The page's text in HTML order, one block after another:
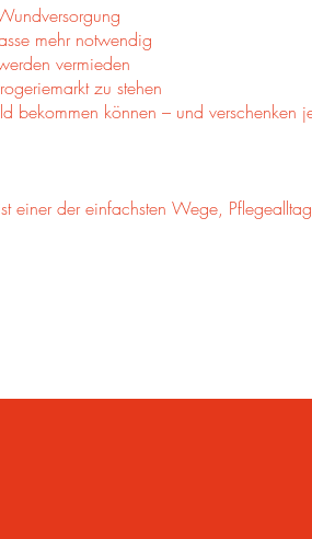
mehr notwendig
vermieden
zu stehen
bekommen können – und verschenken
einer der einfachsten Wege,